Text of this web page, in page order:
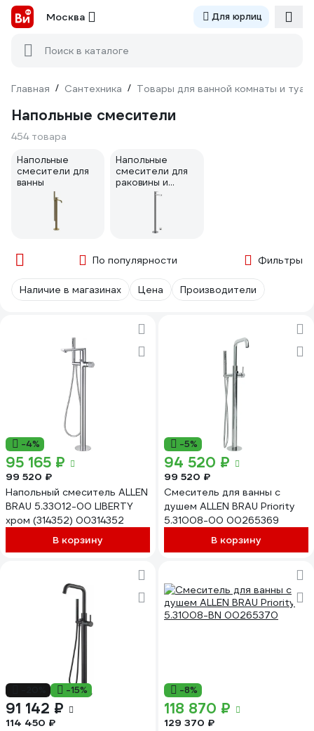
Москва Для юрлиц
Поиск в каталоге
Главная / Сантехника / Товары для ванной комнаты и
Напольные смесители
454 товара
Напольные
смесители для
ванны
Напольные
смесители для
раковины и
умывальника
По популярности Фильтры
Наличие в магазинах Цена Производители
-4%
95 165 ₽
99 520 ₽
Напольный смеситель ALLEN
BRAU 5.33012-00 LIBERTY
хром (314352) 00314352
В корзину
-5%
94 520 ₽
99 520 ₽
Смеситель для ванны с
душем ALLEN BRAU Priority
5.31008-00 00265369
В корзину
-15%
91 142 ₽
114 450 ₽
-8%
118 870 ₽
129 370 ₽